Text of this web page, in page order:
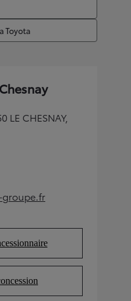
Toyota
LE CHESNAY,
new tab)
in new tab)
in new tab)